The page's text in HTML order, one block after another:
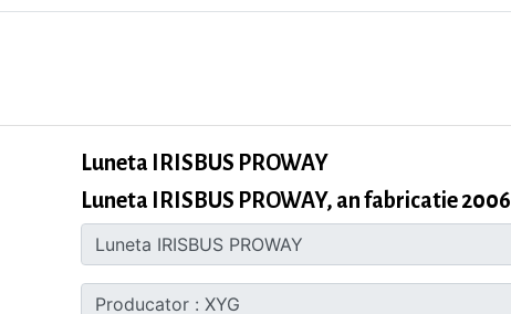
Luneta IRISBUS PROWAY
Luneta IRISBUS PROWAY, an fabricatie 2006